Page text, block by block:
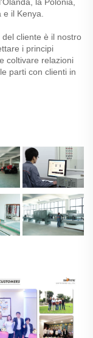
il Kenya.
cliente è il nostro
i principi
coltivare relazioni
parti con clienti in